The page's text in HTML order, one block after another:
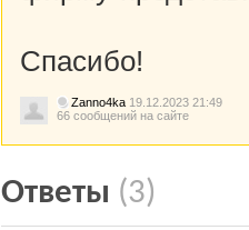
Спасибо!
Zanno4ka 19.12.2023 21:49
66 сообщений на сайте
Ответы (3)